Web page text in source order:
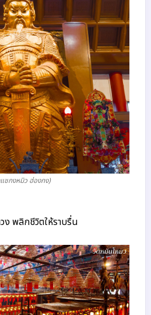
ชกงหมิว ฮ่องกง)
พลิกชีวิตให้ราบรื่น